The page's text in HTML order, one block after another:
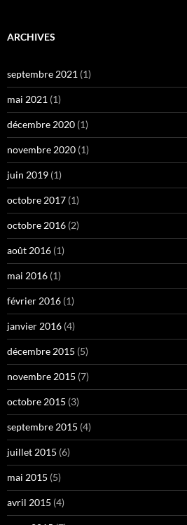
ARCHIVES
septembre 2021 (1)
mai 2021 (1)
décembre 2020 (1)
novembre 2020 (1)
juin 2019 (1)
octobre 2017 (1)
octobre 2016 (2)
août 2016 (1)
mai 2016 (1)
février 2016 (1)
janvier 2016 (4)
décembre 2015 (5)
novembre 2015 (7)
octobre 2015 (3)
septembre 2015 (4)
juillet 2015 (6)
mai 2015 (5)
avril 2015 (4)